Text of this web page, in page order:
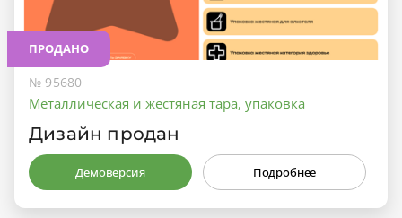
ПРОДАНО
№ 95680
Металлическая и жестяная тара, упаковка
Дизайн продан
Демоверсия Подробнее